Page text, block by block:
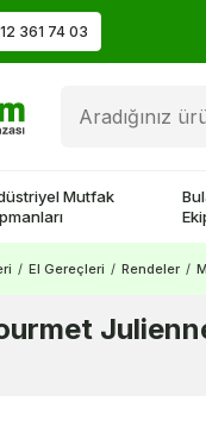
361 74 03
Ol İlk Siparişte 500 TL Kazan!
Mutfak
/ El Gereçleri / Rendeler /